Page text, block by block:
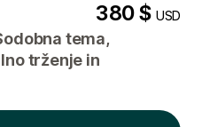
380 $USD
tema,
trženje in